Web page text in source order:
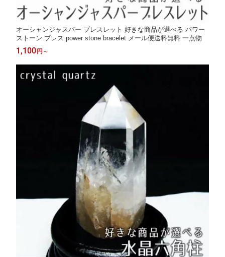
オーシャンジャスパー ブレスレット 好きな商品が選べる パワー
ストーン ブレス power stone bracelet メール便送料無料 一点物
1,100円 ～